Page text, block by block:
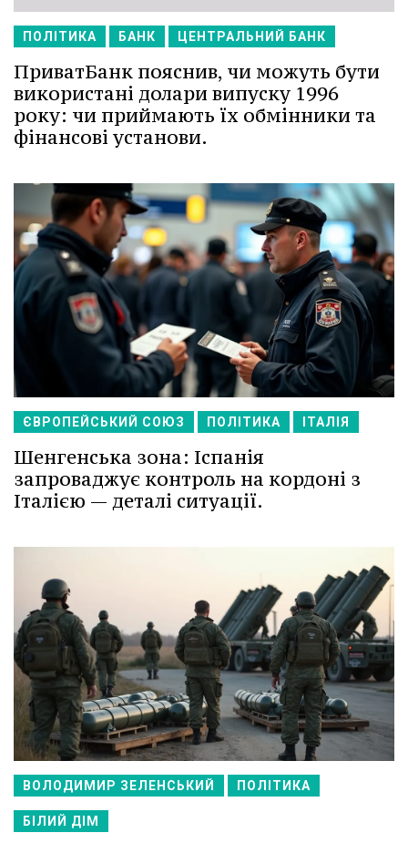
ПОЛІТИКА БАНК ЦЕНТРАЛЬНИЙ БАНК
ПриватБанк пояснив, чи можуть бути
використані долари випуску 1996
року: чи приймають їх обмінники та
фінансові установи.
ЄВРОПЕЙСЬКИЙ СОЮЗ ПОЛІТИКА ІТАЛІЯ
Шенгенська зона: Іспанія
запроваджує контроль на кордоні з
Італією — деталі ситуації.
ВОЛОДИМИР ЗЕЛЕНСЬКИЙ ПОЛІТИКА
БІЛИЙ ДІМ